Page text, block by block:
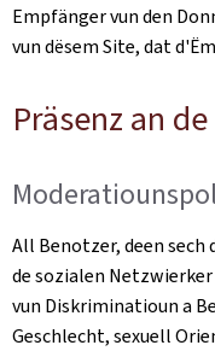
Empfänger vun den
vun dësem Site, dat
Präsenz an
All Benotzer, deen
de sozialen
vun Diskriminatioun a
Geschlecht, sexuell